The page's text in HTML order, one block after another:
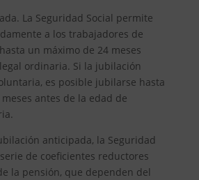
La Seguridad Social permite
a los trabajadores de
un máximo de 24 meses
ordinaria. Si la jubilación
es posible jubilarse hasta
antes de la edad de
anticipada, la Seguridad
de coeficientes reductores
la pensión, que dependen del